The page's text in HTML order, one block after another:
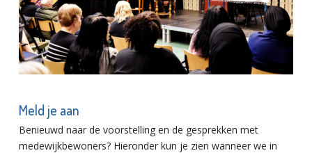
Meld je aan
Benieuwd naar de voorstelling en de gesprekken met
medewijkbewoners? Hieronder kun je zien wanneer we in